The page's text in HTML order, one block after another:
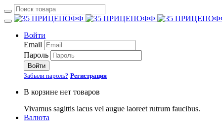
Войти
Email
Пароль
Войти
Забыли пароль? Регистрация
В корзине нет товаров
Vivamus sagittis lacus vel augue laoreet rutrum faucibus.
Валюта